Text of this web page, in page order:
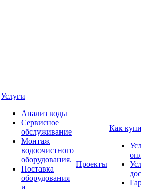
Услуги
Анализ воды
Сервисное
обслуживание
Монтаж
водоочистного
оборудования.
Поставка
оборудования
и
Проекты
Как